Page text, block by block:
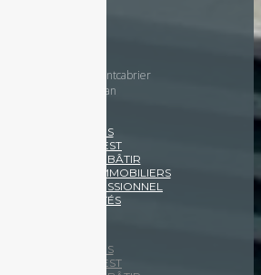
du Lieutenant de Montcabrier
TechnoParc de Mazeran
NOS MÉTIERS
MOREAU INVEST
NOS TERRAINS À BÂTIR
PROGRAMMES IMMOBILIERS
PROFESSIONNEL
LES ACTUALITÉS
NOS MÉTIERS
MOREAU INVEST